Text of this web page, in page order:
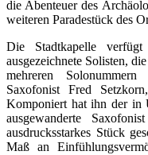
die Abenteuer des
weiteren Paradestück des
Die Stadtkapelle
ausgezeichnete Solisten,
mehreren
Saxofonist Fred
Komponiert hat ihn der in
ausgewanderte
ausdrucksstarkes Stück
Maß an